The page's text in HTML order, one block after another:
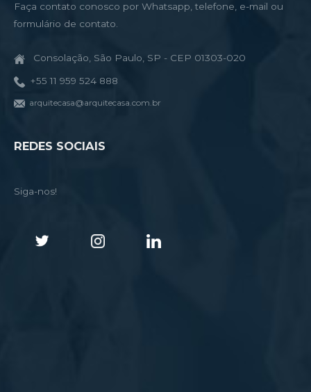
Faça contato conosco por Whatsapp, telefone, e-mail ou
formulário de contato.
Consolação, São Paulo, SP - CEP 01303-020
+55 11 959 524 888
arquitecasa@arquitecasa.com.br
REDES SOCIAIS
Siga-nos!